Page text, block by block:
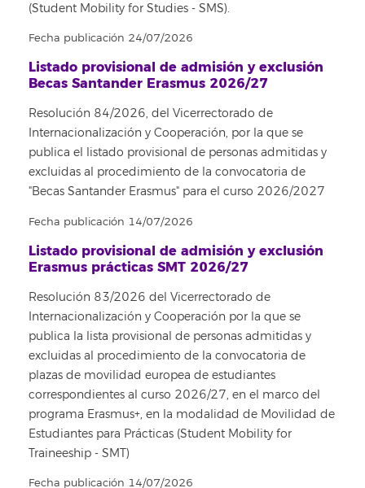
(Student Mobility for Studies - SMS).
Fecha publicación 24/07/2026
Listado provisional de admisión y exclusión
Becas Santander Erasmus 2026/27
Resolución 84/2026, del Vicerrectorado de
Internacionalización y Cooperación, por la que se
publica el listado provisional de personas admitidas y
excluidas al procedimiento de la convocatoria de
"Becas Santander Erasmus" para el curso 2026/2027
Fecha publicación 14/07/2026
Listado provisional de admisión y exclusión
Erasmus prácticas SMT 2026/27
Resolución 83/2026 del Vicerrectorado de
Internacionalización y Cooperación por la que se
publica la lista provisional de personas admitidas y
excluidas al procedimiento de la convocatoria de
plazas de movilidad europea de estudiantes
correspondientes al curso 2026/27, en el marco del
programa Erasmus+, en la modalidad de Movilidad de
Estudiantes para Prácticas (Student Mobility for
Traineeship - SMT)
Fecha publicación 14/07/2026